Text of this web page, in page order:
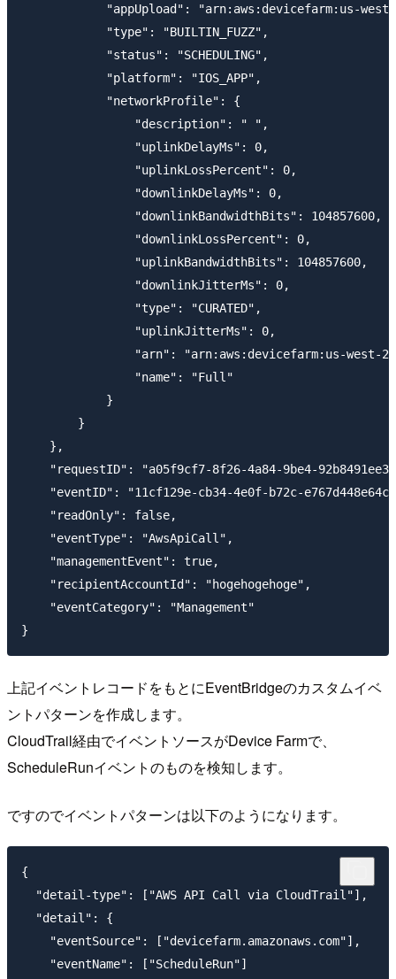
"appUpload": "arn:aws:devicefarm:us-
            "type": "BUILTIN_FUZZ",
            "status": "SCHEDULING",
            "platform": "IOS_APP",
            "networkProfile": {
                "description": " ",
                "uplinkDelayMs": 0,
                "uplinkLossPercent": 0,
                "downlinkDelayMs": 0,
                "downlinkBandwidthBits": 104857600,
                "downlinkLossPercent": 0,
                "uplinkBandwidthBits": 104857600,
                "downlinkJitterMs": 0,
                "type": "CURATED",
                "uplinkJitterMs": 0,
"arn": "arn:aws:devicefarm:us-west-
                "name": "Full"
            }
        }
    },
"requestID": "a05f9cf7-8f26-4a84-9be4-
"eventID": "11cf129e-cb34-4e0f-b72c-
    "readOnly": false,
    "eventType": "AwsApiCall",
    "managementEvent": true,
    "recipientAccountId": "hogehogehoge",
    "eventCategory": "Management"
上記イベントレコードをもとにEventBridgeのカスタムイベ
ントパターンを作成します。
CloudTrail経由でイベントソースがDevice Farmで、
ScheduleRunイベントのものを検知します。
ですのでイベントパターンは以下のようになります。
{
  "detail-type": ["AWS API Call via CloudTrail"],
  "detail": {
    "eventSource": ["devicefarm.amazonaws.com"],
    "eventName": ["ScheduleRun"]